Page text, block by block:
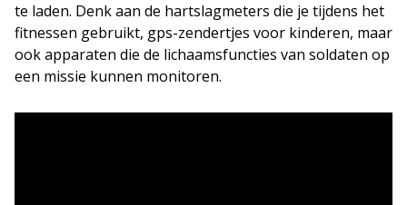
te laden. Denk aan de hartslagmeters die je tijdens het
fitnessen gebruikt, gps-zendertjes voor kinderen, maar
ook apparaten die de lichaamsfuncties van soldaten op
een missie kunnen monitoren.